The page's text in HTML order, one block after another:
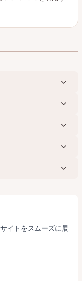
イトをスムーズに展